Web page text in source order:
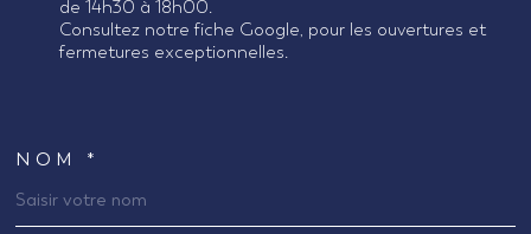
de 14h30 à 18h00.
Consultez notre fiche Google, pour les ouvertures et
fermetures exceptionnelles.
TRAD_MELTEM_VOSCOORDONNEES
NOM *